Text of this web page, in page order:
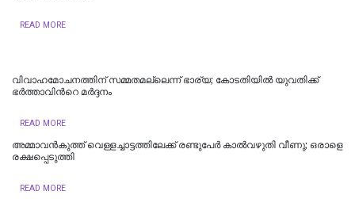
READ MORE
വിവാഹമോചനത്തിന് സമ്മതമല്ലെന്ന് ഭാര്യ; കോടതിയില്‍ യുവതിക്ക്
ഭര്‍ത്താവിന്‍റെ മർദ്ദനം
READ MORE
അമ്മാവന്‍കുത്ത് വെള്ളച്ചാട്ടത്തിലേക്ക് രണ്ടുപേര്‍ കാല്‍വഴുതി വീണു; ഒരാളെ
രക്ഷപ്പെടുത്തി
READ MORE